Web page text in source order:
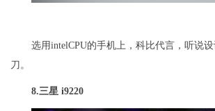
选用intelCPU的手机上，科比代言，听说
刀。
8.三星 i9220